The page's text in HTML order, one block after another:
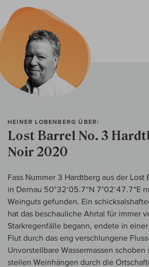
HEINER LOBENBERG ÜBER:
Lost Barrel No. 3
Noir 2020
Fass Nummer 3 Hardtberg aus der Lost
in Dernau 50°32‘05.7“N 7°02‘47.7“E
Weinguts gefunden. Ein
hat das beschauliche Ahrtal für immer
Starkregenfälle begann, endete in
Flut durch das eng verschlungene
Unvorstellbare Wassermassen schoben
steilen Weinhängen durch die